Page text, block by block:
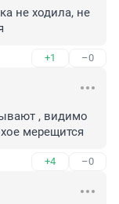
не ходила, не
+1 –0
, видимо
мерещится
+4 –0